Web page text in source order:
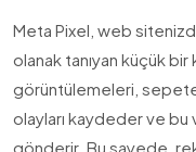
Meta Pixel, web
olanak tanıyan küçük bir
görüntülemeleri,
olayları kaydeder ve
gönderir. Bu sayede,